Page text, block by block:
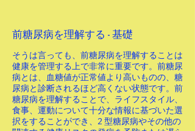
前糖尿病を理解する - 基礎
そうは言っても、前糖尿病を理解することは
健康を管理する上で非常に重要です。前糖尿
病とは、血糖値が正常値より高いものの、糖
尿病と診断されるほど高くない状態です。前
糖尿病を理解することで、ライフスタイル、
食事、運動について十分な情報に基づいた選
択をすることができ、2 型糖尿病やその他の